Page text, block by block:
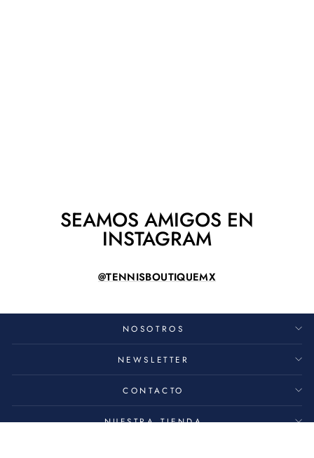
SEAMOS AMIGOS EN
INSTAGRAM
@TENNISBOUTIQUEMX
NOSOTROS
NEWSLETTER
CONTACTO
NUESTRA TIENDA